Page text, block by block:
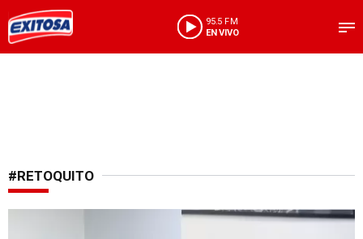
95.5 FM
EN VIVO
#RETOQUITO